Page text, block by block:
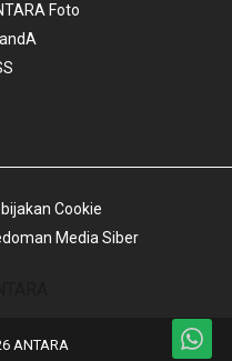
Foto
Cookie
Media Siber
ANTARA